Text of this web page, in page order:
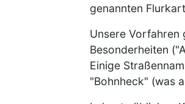
genannten
Unsere Vorfahren
Besonderheiten
Einige
"Bohnheck" (was